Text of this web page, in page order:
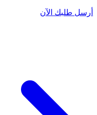
أرسل طلبك الآن